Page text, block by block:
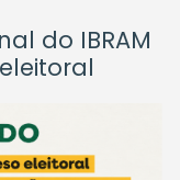
do IBRAM